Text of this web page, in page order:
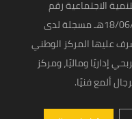
الاجتماعية رقم
76590 وتاريخ 18/06/1437هـ مسجلة لدى
برقم 751، يشرف عليها المركز الوطني
إداريًا وماليًا، ومركز
ألمع فنيًا.